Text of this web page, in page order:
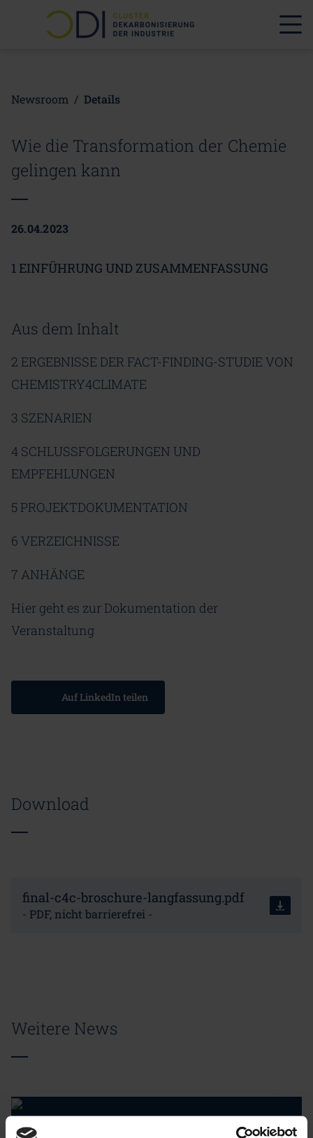
Newsroom / Details
Wie die Transformation der Chemie
gelingen kann
26.04.2023
1 EINFÜHRUNG UND ZUSAMMENFASSUNG
Aus dem Inhalt
2 ERGEBNISSE DER FACT-FINDING-STUDIE VON
CHEMISTRY4CLIMATE
3 SZENARIEN
4 SCHLUSSFOLGERUNGEN UND
EMPFEHLUNGEN
5 PROJEKTDOKUMENTATION
6 VERZEICHNISSE
7 ANHÄNGE
Hier geht es zur Dokumentation der
Veranstaltung
Auf LinkedIn teilen
Download
final-c4c-broschure-langfassung.pdf
- PDF, nicht barrierefrei -
Weitere News